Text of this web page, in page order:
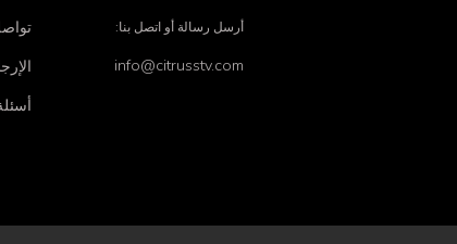
أرسل رسالة أو اتصل بنا:
info@citrusstv.com